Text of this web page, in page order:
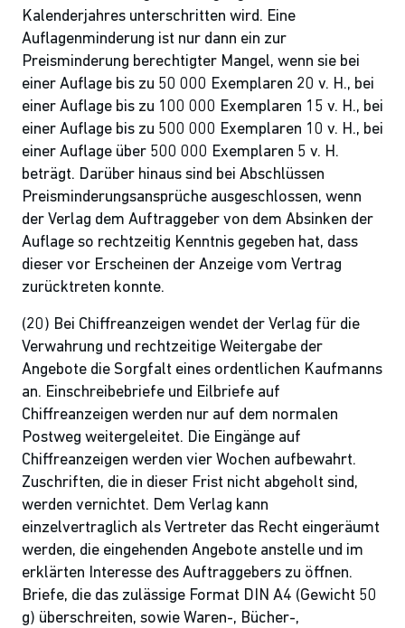
Kalenderjahres unterschritten wird. Eine
Auflagenminderung ist nur dann ein zur
Preisminderung berechtigter Mangel, wenn sie bei
einer Auflage bis zu 50 000 Exemplaren 20 v. H., bei
einer Auflage bis zu 100 000 Exemplaren 15 v. H., bei
einer Auflage bis zu 500 000 Exemplaren 10 v. H., bei
einer Auflage über 500 000 Exemplaren 5 v. H.
beträgt. Darüber hinaus sind bei Abschlüssen
Preisminderungsansprüche ausgeschlossen, wenn
der Verlag dem Auftraggeber von dem Absinken der
Auflage so rechtzeitig Kenntnis gegeben hat, dass
dieser vor Erscheinen der Anzeige vom Vertrag
zurücktreten konnte.
(20) Bei Chiffreanzeigen wendet der Verlag für die
Verwahrung und rechtzeitige Weitergabe der
Angebote die Sorgfalt eines ordentlichen Kaufmanns
an. Einschreibebriefe und Eilbriefe auf
Chiffreanzeigen werden nur auf dem normalen
Postweg weitergeleitet. Die Eingänge auf
Chiffreanzeigen werden vier Wochen aufbewahrt.
Zuschriften, die in dieser Frist nicht abgeholt sind,
werden vernichtet. Dem Verlag kann
einzelvertraglich als Vertreter das Recht eingeräumt
werden, die eingehenden Angebote anstelle und im
erklärten Interesse des Auftraggebers zu öffnen.
Briefe, die das zulässige Format DIN A4 (Gewicht 50
g) überschreiten, sowie Waren-, Bücher-,